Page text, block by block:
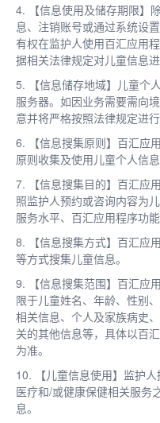
4. 【信息使用及储存期限】
息、注销账号或通过系统设
有权在监护人使用百汇应用
据相关法律规定对儿童信息进
5. 【信息储存地域】儿童个
服务器。如因业务需要需向
意并将严格按照法律规定进行
6. 【信息搜集原则】百汇应
原则收集及使用儿童个人信息
7. 【信息搜集目的】百汇应
照监护人预约或咨询内容为
服务水平、百汇应用程序功能
8. 【信息搜集方式】百汇应
等方式搜集儿童信息。
9. 【信息搜集范围】百汇应
限于儿童姓名、年龄、性别
相关信息、个人及家族病史
关的其他信息等，具体以百
为准。
10. 【儿童信息使用】监护
医疗和/或健康保健相关服务
息。